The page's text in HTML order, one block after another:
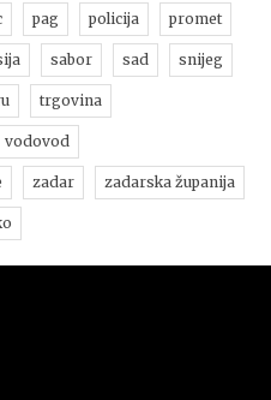
pag policija promet
sabor sad snijeg
trgovina
vodovod
zadar zadarska županija